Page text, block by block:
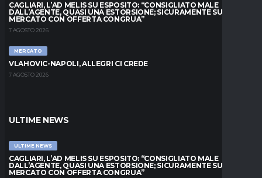
CAGLIARI, L’AD MELIS SU ESPOSITO: “CONSIGLIATO MALE
DALL’AGENTE, QUASI UNA ESTORSIONE; SICURAMENTE SUL
MERCATO CON OFFERTA CONGRUA”
7 AGOSTO 2026
MERCATO
VLAHOVIC-NAPOLI, ALLEGRI CI CREDE
7 AGOSTO 2026
ULTIME NEWS
ULTIME NEWS
CAGLIARI, L’AD MELIS SU ESPOSITO: “CONSIGLIATO MALE
DALL’AGENTE, QUASI UNA ESTORSIONE; SICURAMENTE SUL
MERCATO CON OFFERTA CONGRUA”